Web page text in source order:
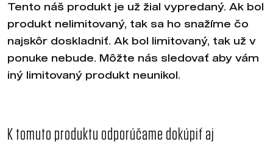
Tento náš produkt je už žial vypredaný. Ak bol
produkt nelimitovaný, tak sa ho snažíme čo
najskôr doskladniť. Ak bol limitovaný, tak už v
ponuke nebude. Môžte nás sledovať aby vám
iný limitovaný produkt neunikol.
K tomuto produktu odporúčame dokúpiť aj